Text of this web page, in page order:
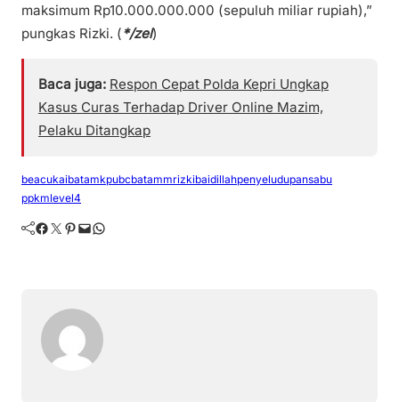
maksimum Rp10.000.000.000 (sepuluh miliar rupiah),”
pungkas Rizki. (*/zel)
Baca juga: Respon Cepat Polda Kepri Ungkap
Kasus Curas Terhadap Driver Online Mazim,
Pelaku Ditangkap
beacukaibatamkpubcbatammrizkibaidillahpenyeludupansabu
ppkmlevel4
Facebook Twitter Pinterest Mail WhatsApp